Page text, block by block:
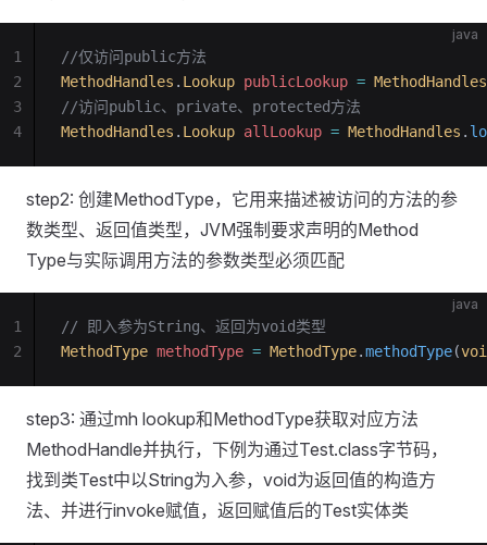
java
//仅访问public方法
MethodHandles . Lookup publicLookup = MethodHandles
//访问public、private、protected方法
MethodHandles . Lookup allLookup = MethodHandles .
1
2
3
4
step2: 创建MethodType，它用来描述被访问的方法的参
数类型、返回值类型，JVM强制要求声明的Method
Type与实际调用方法的参数类型必须匹配
java
// 即入参为String、返回为void类型
MethodType methodType = MethodType.methodType(
1
2
step3: 通过mh lookup和MethodType获取对应方法
MethodHandle并执行，下例为通过Test.class字节码，
找到类Test中以String为入参，void为返回值的构造方
法、并进行invoke赋值，返回赋值后的Test实体类